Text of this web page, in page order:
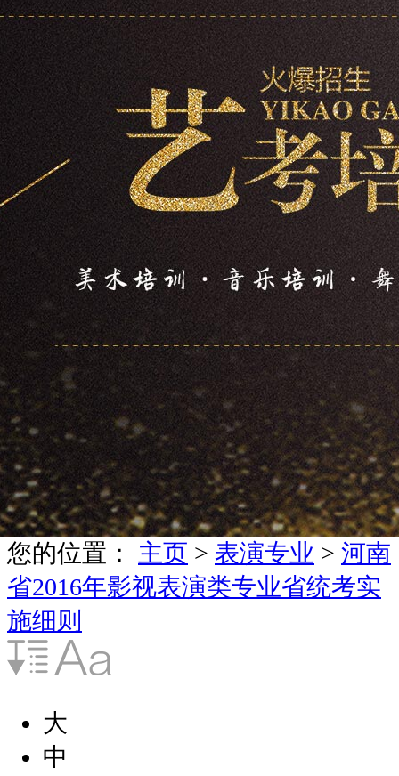
您的位置： 主页 > 表演专业 > 河南
省2016年影视表演类专业省统考实
施细则
大
中